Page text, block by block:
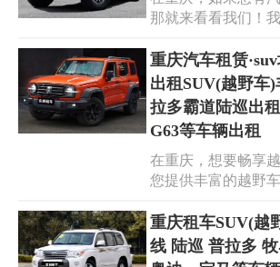
最美景观大道。我
愉快。快来查看重
318 租车价格，开
旅。
那就来看看我们！
别克商务皮卡等。
越，品质可靠，无
休闲旅游，都能满
而且现在特价租车
用更低的成本享受
选择重庆汽车租赁
心的服务，便捷的
车之旅。快来预订
程！
重庆汽车租赁
出租SUV(越野车
拉多霸道陆巡出
G63等车辆出租
在重庆，想要畅享
您提供丰富的越野
如坦克 300、哈弗
达、普拉多、霸道
虎、奔驰 G63 等。
重庆租车SUV(越
线 陆巡 普拉多